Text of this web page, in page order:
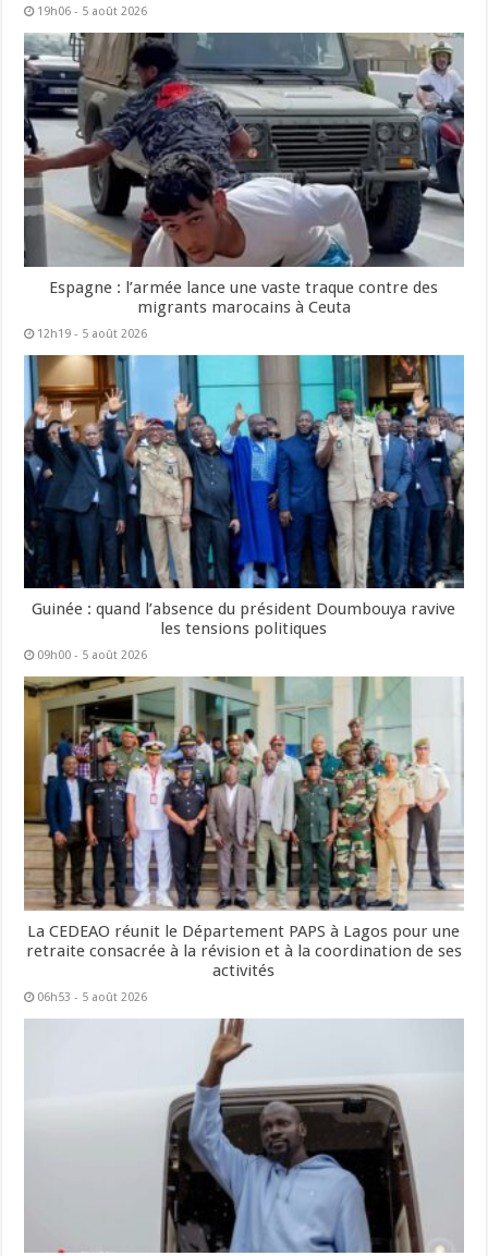
19h06 - 5 août 2026
Espagne : l’armée lance une vaste traque contre des
migrants marocains à Ceuta
12h19 - 5 août 2026
Guinée : quand l’absence du président Doumbouya ravive
les tensions politiques
09h00 - 5 août 2026
La CEDEAO réunit le Département PAPS à Lagos pour une
retraite consacrée à la révision et à la coordination de ses
activités
06h53 - 5 août 2026